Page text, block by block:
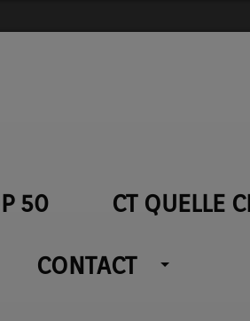
50 CT QUELLE
CONTACT